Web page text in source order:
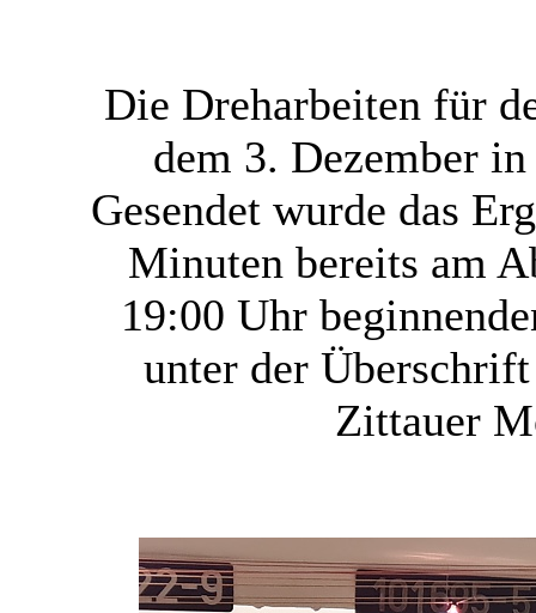
Die Dreharbeiten für
dem 3. Dezember
Gesendet wurde das
Minuten bereits am
19:00 Uhr
unter der
Zittauer